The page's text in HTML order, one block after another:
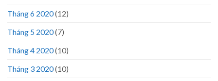
Tháng 6 2020(12)
Tháng 5 2020(7)
Tháng 4 2020(10)
Tháng 3 2020(10)